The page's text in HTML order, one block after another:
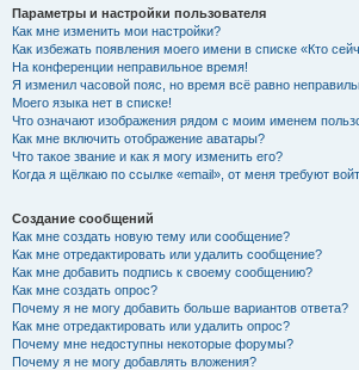
Параметры и настройки пользователя
Как мне изменить мои настройки?
Как избежать появления моего имени в списке «Кто
На конференции неправильное время!
Я изменил часовой пояс, но время всё равно
Моего языка нет в списке!
Что означают изображения рядом с моим именем
Как мне включить отображение аватары?
Что такое звание и как я могу изменить его?
Когда я щёлкаю по ссылке «email», от меня требуют
Создание сообщений
Как мне создать новую тему или сообщение?
Как мне отредактировать или удалить сообщение?
Как мне добавить подпись к своему сообщению?
Как мне создать опрос?
Почему я не могу добавить больше вариантов ответа?
Как мне отредактировать или удалить опрос?
Почему мне недоступны некоторые форумы?
Почему я не могу добавлять вложения?